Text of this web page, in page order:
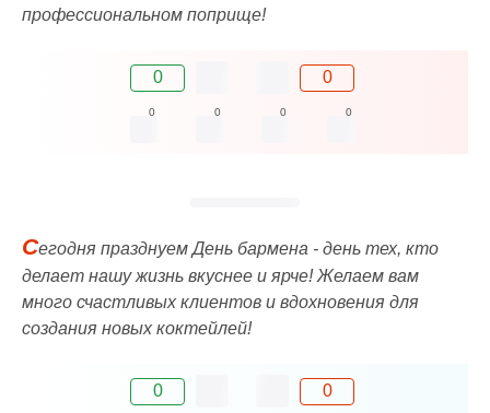
профессиональном поприще!
0 0
0 0 0 0
Сегодня празднуем День бармена - день тех, кто
делает нашу жизнь вкуснее и ярче! Желаем вам
много счастливых клиентов и вдохновения для
создания новых коктейлей!
0 0